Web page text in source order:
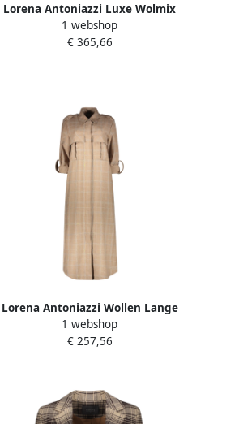
Lorena Antoniazzi Luxe Wolmix
Kabeltrui Vest Beige Dames
1 webshop
€ 365,66
Lorena Antoniazzi Wollen Lange
Jurk met Zakken Beige Dames
1 webshop
€ 257,56